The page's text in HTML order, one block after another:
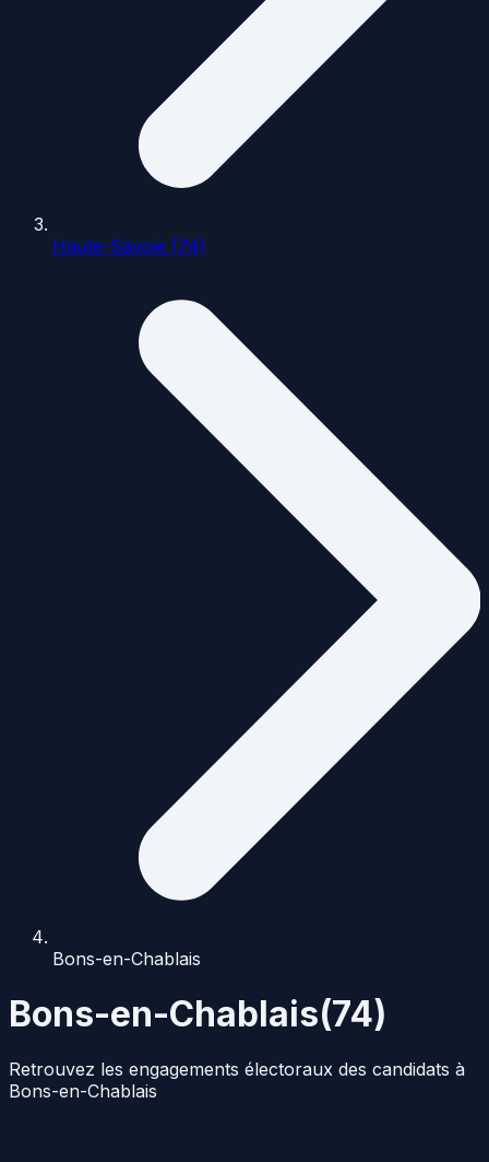
Haute-Savoie (74)
Bons-en-Chablais
Bons-en-Chablais(74)
Retrouvez les engagements électoraux des candidats à
Bons-en-Chablais